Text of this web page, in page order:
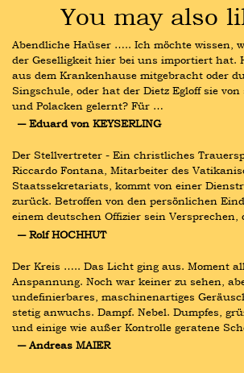
You may also
Abendliche Haüser ….. Ich möchte wissen,
der Geselligkeit hier bei uns importiert hat.
aus dem Krankenhause mitgebracht oder
Singschule, oder hat der Dietz Egloff sie
und Polacken gelernt? Für …
― Eduard von KEYSERLING
Der Stellvertreter - Ein christliches
Riccardo Fontana, Mitarbeiter des
Staatssekretariats, kommt von einer
zurück. Betroffen von den persönlichen
einem deutschen Offizier sein
― Rolf HOCHHUT
Der Kreis ….. Das Licht ging aus. Moment
Anspannung. Noch war keiner zu sehen,
undefinierbares, maschinenartiges
stetig anwuchs. Dampf. Nebel. Dumpfes,
und einige wie außer Kontrolle geratene
― Andreas MAIER